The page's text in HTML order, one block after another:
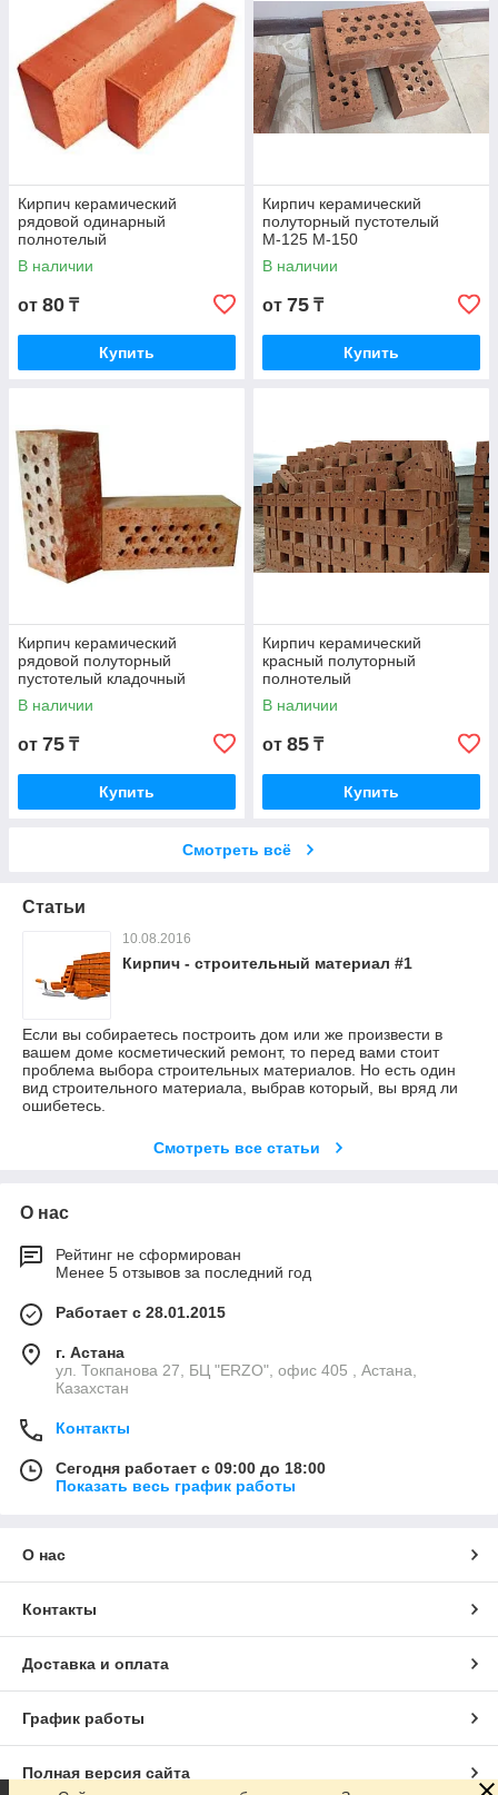
Кирпич керамический
рядовой одинарный
полнотелый
В наличии
от 80 ₸
Купить
Кирпич керамический
полуторный пустотелый
М-125 М-150
В наличии
от 75 ₸
Купить
Кирпич керамический
рядовой полуторный
пустотелый кладочный
В наличии
от 75 ₸
Купить
Кирпич керамический
красный полуторный
полнотелый
В наличии
от 85 ₸
Купить
Смотреть всё
Статьи
10.08.2016
Кирпич - строительный материал #1
Если вы собираетесь построить дом или же произвести в
вашем доме косметический ремонт, то перед вами стоит
проблема выбора строительных материалов. Но есть один
вид строительного материала, выбрав который, вы вряд ли
ошибетесь.
Смотреть все статьи
О нас
Рейтинг не сформирован
Менее 5 отзывов за последний год
Работает с 28.01.2015
г. Астана
ул. Токпанова 27, БЦ "ERZO", офис 405 , Астана,
Казахстан
Контакты
Сегодня работает с 09:00 до 18:00
Показать весь график работы
О нас
Контакты
Доставка и оплата
График работы
Полная версия сайта